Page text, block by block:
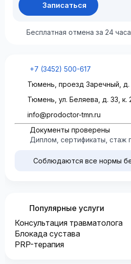
Записаться
Бесплатная отмена за 24 часа
+7 (3452) 500-617
Тюмень, проезд Заречный, д.
Тюмень, ул. Беляева, д. 33, к.
info@prodoctor-tmn.ru
Документы проверены
Диплом, сертификаты, стаж
Соблюдаются все нормы
Популярные услуги
Консультация травматолога
Блокада сустава
PRP-терапия